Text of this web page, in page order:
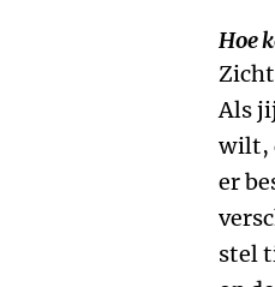
Hoe
Als
wilt,
er
stel